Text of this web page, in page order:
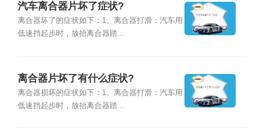
汽车离合器片坏了症状?
离合器坏了的症状如下：1、离合器打滑：汽车用
低速挡起步时，放抬离合器踏...
离合器片坏了有什么症状?
离合器损坏的症状如下：1、离合器打滑：汽车用
低速挡起步时，放抬离合器踏...